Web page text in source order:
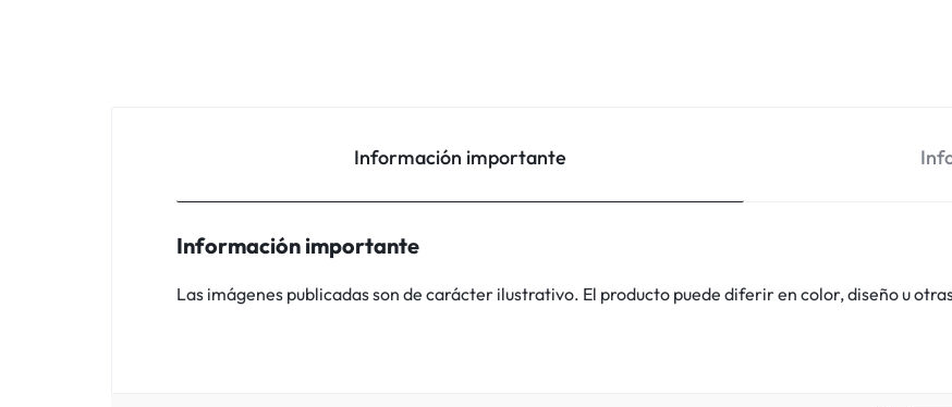
Información importante
Información importante
Las imágenes publicadas son de carácter ilustrativo. El producto puede diferir en color, diseño u